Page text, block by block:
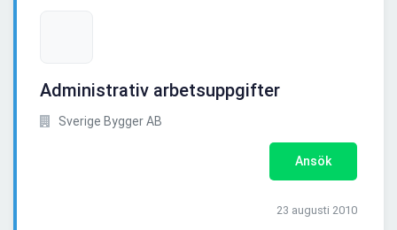
Administrativ arbetsuppgifter
Sverige Bygger AB
Ansök
23 augusti 2010